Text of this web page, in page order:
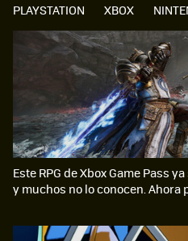
PLAYSTATION XBOX
Este RPG de Xbox Game Pass
y muchos no lo conocen.